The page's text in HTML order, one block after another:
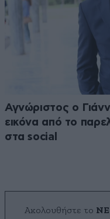
Αγνώριστος ο
εικόνα από το
στα social
Ακολουθήστε το